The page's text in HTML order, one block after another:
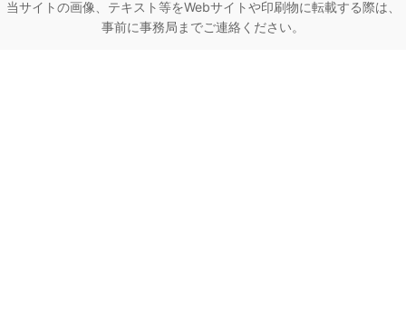
当サイトの画像、テキスト等をWebサイトや印刷物に転載する際は、
事前に事務局までご連絡ください。